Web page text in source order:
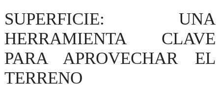
SUPERFICIE: UNA
HERRAMIENTA CLAVE
PARA APROVECHAR EL
TERRENO